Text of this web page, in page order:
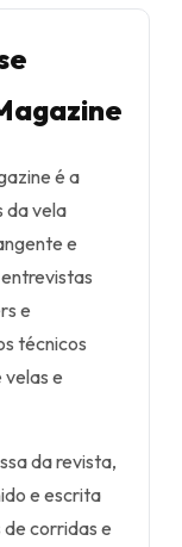
é a
da vela
e
e
técnicos
e
da revista,
e escrita
de corridas e